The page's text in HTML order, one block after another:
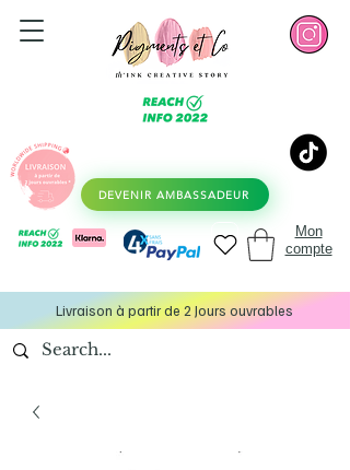
DEVENIR AMBASSADEUR
Mon
compte
Livraison à partir de 2 Jours ouvrables